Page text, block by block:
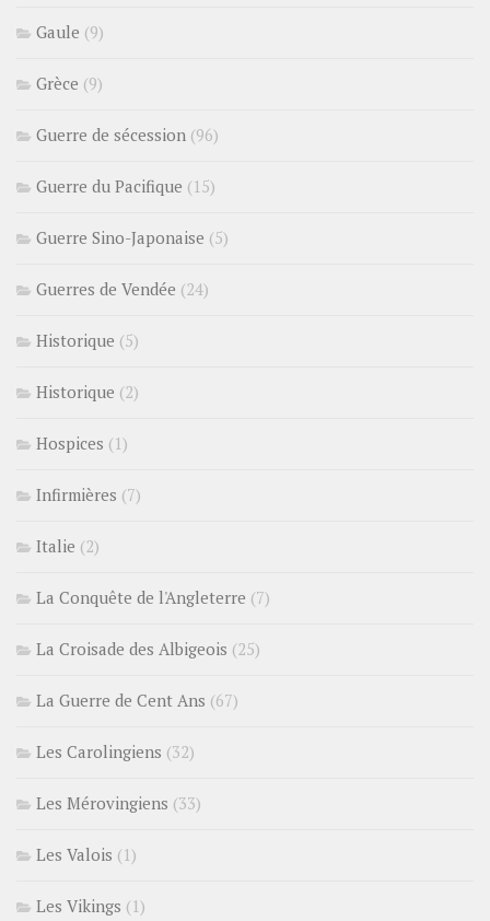
Gaule (9)
Grèce (9)
Guerre de sécession (96)
Guerre du Pacifique (15)
Guerre Sino-Japonaise (5)
Guerres de Vendée (24)
Historique (5)
Historique (2)
Hospices (1)
Infirmières (7)
Italie (2)
La Conquête de l'Angleterre (7)
La Croisade des Albigeois (25)
La Guerre de Cent Ans (67)
Les Carolingiens (32)
Les Mérovingiens (33)
Les Valois (1)
Les Vikings (1)